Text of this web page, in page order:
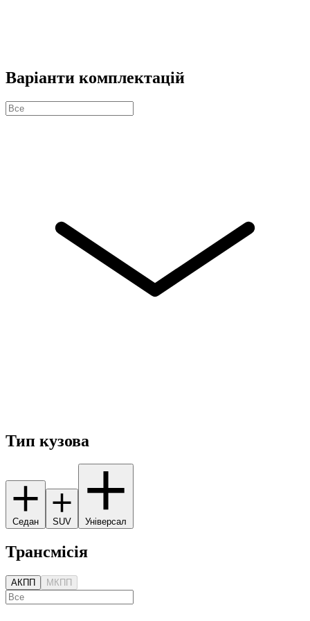
Варіанти комплектацій
Тип кузова
Седан SUV Універсал
Трансмісія
АКПП МКПП